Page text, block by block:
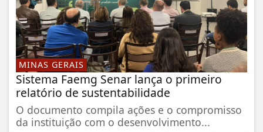
MINAS GERAIS
Sistema Faemg Senar lança o primeiro
relatório de sustentabilidade
O documento compila ações e o compromisso
da instituição com o desenvolvimento...